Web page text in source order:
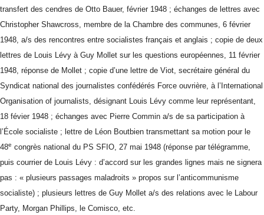
transfert des cendres de Otto Bauer, février 1948 ; échanges de lettres avec
Christopher Shawcross, membre de la Chambre des communes, 6 février
1948, a/s des rencontres entre socialistes français et anglais ; copie de deux
lettres de Louis Lévy à Guy Mollet sur les questions européennes, 11 février
1948, réponse de Mollet ; copie d’une lettre de Viot, secrétaire général du
Syndicat national des journalistes confédérés Force ouvrière, à l’International
Organisation of journalists, désignant Louis Lévy comme leur représentant,
18 févier 1948 ; échanges avec Pierre Commin a/s de sa participation à
l’École socialiste ; lettre de Léon Boutbien transmettant sa motion pour le
48e congrès national du PS SFIO, 27 mai 1948 (réponse par télégramme,
puis courrier de Louis Lévy : d’accord sur les grandes lignes mais ne signera
pas : « plusieurs passages maladroits » propos sur l’anticommunisme
socialiste) ; plusieurs lettres de Guy Mollet a/s des relations avec le Labour
Party, Morgan Phillips, le Comisco, etc.